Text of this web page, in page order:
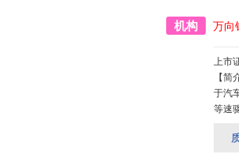
机构 万向
上市
【简
于汽
等速
向